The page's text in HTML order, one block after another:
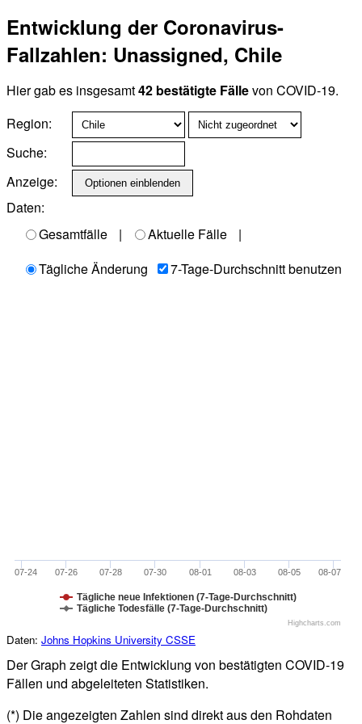
Entwicklung der Coronavirus-
Fallzahlen: Unassigned, Chile
Hier gab es insgesamt42 bestätigte Fällevon COVID-19.
Region:
Suche:
Anzeige:
Daten:
Gesamtfälle
| Aktuelle Fälle
|
Tägliche Änderung
7-Tage-Durchschnitt benutzen
Tägliche neue Infektionen (7-Tage-Durchschnitt)
Tägliche Todesfälle (7-Tage-Durchschnitt)
07-24 07-26 07-28 07-30 08-01 08-03 08-05 08-07
Highcharts.com
Daten: Johns Hopkins University CSSE
Der Graph zeigt die Entwicklung von bestätigten COVID-19
Fällen und abgeleiteten Statistiken.
(*) Die angezeigten Zahlen sind direkt aus den Rohdaten